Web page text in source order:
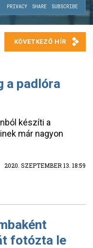
a padlóra
készíti a
már nagyon
2020. SZEPTEMBER 13. 18:59
fotózta le